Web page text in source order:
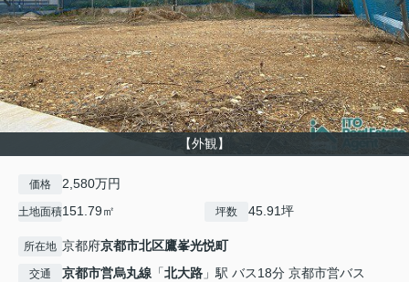
【外観】
価格 2,580万円
土地面積151.79㎡ 坪数 45.91坪
所在地 京都府京都市北区鷹峯光悦町
交通 京都市営烏丸線 「北大路 」駅 バス18分 京都市営バス